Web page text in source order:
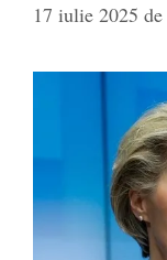
17 iulie 2025 de